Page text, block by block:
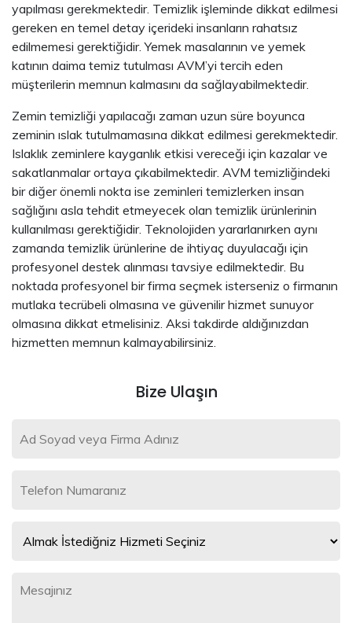
yapılması gerekmektedir. Temizlik işleminde dikkat edilmesi
gereken en temel detay içerideki insanların rahatsız
edilmemesi gerektiğidir. Yemek masalarının ve yemek
katının daima temiz tutulması AVM’yi tercih eden
müşterilerin memnun kalmasını da sağlayabilmektedir.
Zemin temizliği yapılacağı zaman uzun süre boyunca
zeminin ıslak tutulmamasına dikkat edilmesi gerekmektedir.
Islaklık zeminlere kayganlık etkisi vereceği için kazalar ve
sakatlanmalar ortaya çıkabilmektedir. AVM temizliğindeki
bir diğer önemli nokta ise zeminleri temizlerken insan
sağlığını asla tehdit etmeyecek olan temizlik ürünlerinin
kullanılması gerektiğidir. Teknolojiden yararlanırken aynı
zamanda temizlik ürünlerine de ihtiyaç duyulacağı için
profesyonel destek alınması tavsiye edilmektedir. Bu
noktada profesyonel bir firma seçmek isterseniz o firmanın
mutlaka tecrübeli olmasına ve güvenilir hizmet sunuyor
olmasına dikkat etmelisiniz. Aksi takdirde aldığınızdan
hizmetten memnun kalmayabilirsiniz.
Bize Ulaşın